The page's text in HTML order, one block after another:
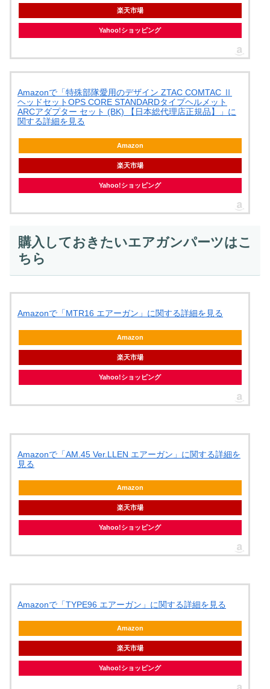
楽天市場
Yahoo!ショッピング
Amazonで「特殊部隊愛用のデザイン ZTAC COMTAC Ⅱ
ヘッドセットOPS CORE STANDARDタイプヘルメット
ARCアダプター セット (BK) 【日本総代理店正規品】」に
関する詳細を見る
Amazon
楽天市場
Yahoo!ショッピング
購入しておきたいエアガンパーツはこ
ちら
Amazonで「MTR16 エアーガン」に関する詳細を見る
Amazon
楽天市場
Yahoo!ショッピング
Amazonで「AM.45 Ver.LLEN エアーガン」に関する詳細を
見る
Amazon
楽天市場
Yahoo!ショッピング
Amazonで「TYPE96 エアーガン」に関する詳細を見る
Amazon
楽天市場
Yahoo!ショッピング